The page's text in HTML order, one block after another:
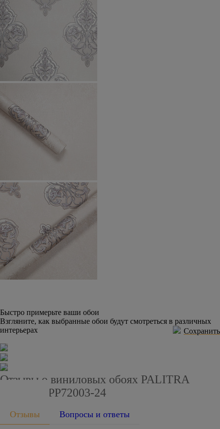
Быстро примерьте ваши обои
Взгляните, как выбранные обои будут смотреться в различных
интерьерах
Сохранить
Отзывы о виниловых обоях PALITRA
PLANET PP72003-24
Отзывы Вопросы и ответы